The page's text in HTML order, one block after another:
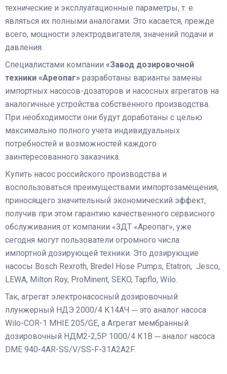
технические и эксплуатационные параметры, т. е.
являться их полными аналогами. Это касается, прежде
всего, мощности электродвигателя, значений подачи и
давления.
Специалистами компании «Завод дозировочной
техники «Ареопаг» разработаны варианты замены
импортных насосов-дозаторов и насосных агрегатов на
аналогичные устройства собственного производства.
При необходимости они будут доработаны с целью
максимально полного учета индивидуальных
потребностей и возможностей каждого
заинтересованного заказчика.
Купить насос российского производства и
воспользоваться преимуществами импортозамещения,
приносящего значительный экономический эффект,
получив при этом гарантию качественного сервисного
обслуживания от компании «ЗДТ «Ареопаг», уже
сегодня могут пользователи огромного числа
импортной дозирующей техники. Это дозирующие
насосы Bosch Rexroth, Bredel Hose Pumps, Etatron, Jesco,
LEWA, Milton Roy, ProMinent, SEKO, Tapflo, Wilo.
Так, агрегат электронасосный дозировочный
плунжерный НДЭ 2000/4 К14АЧ ─ это аналог насоса
Wilo-COR-1 MHIE 205/GE, а Агрегат мембранный
дозировочный НДМ2-2,5Р 1000/4 К1В ─ аналог насоса
DME 940-4AR-SS/V/SS-F-31A2A2F.